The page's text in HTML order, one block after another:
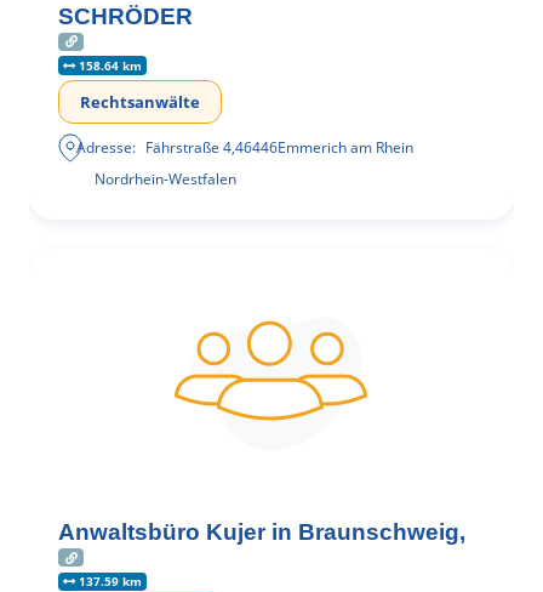
SCHRÖDER
158.64 km
Rechtsanwälte
Adresse: Fährstraße 4,46446Emmerich am Rhein
Nordrhein-Westfalen
Anwaltsbüro Kujer in Braunschweig,
137.59 km